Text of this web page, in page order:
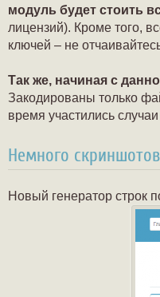
модуль будет стоить
лицензий). Кроме того,
ключей – не
Так же, начиная с
Закодированы только
время участились
Немного
Новый генератор строк